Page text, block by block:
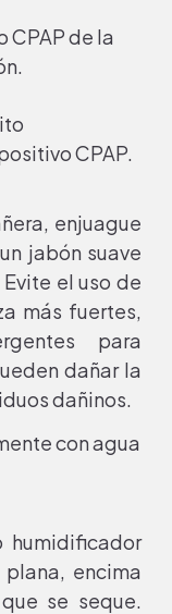
CPAP de la
CPAP.
enjuague
jabón suave
el uso de
más fuertes,
para
dañar la
dañinos.
con agua
humidificador
encima
se seque.